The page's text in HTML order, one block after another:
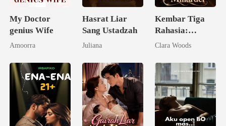
My Doctor
genius Wife
Amoorra
Hasrat Liar
Sang Ustadzah
Juliana
Kembar Tiga
Rahasia:
Kesempatan
Miliarder
Clara Woods